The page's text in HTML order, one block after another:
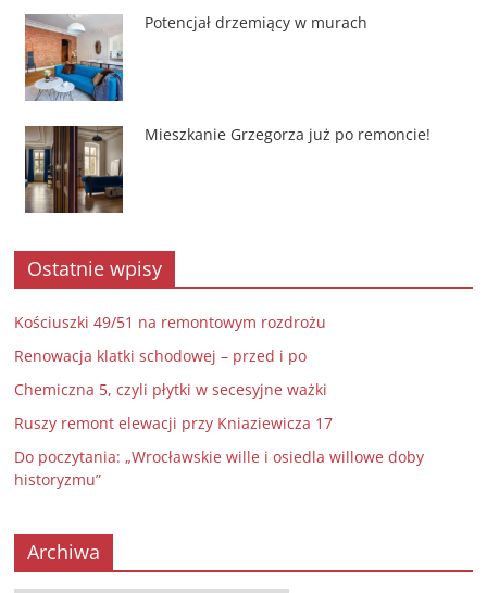
Potencjał drzemiący w murach
Mieszkanie Grzegorza już po remoncie!
Ostatnie wpisy
Kościuszki 49/51 na remontowym rozdrożu
Renowacja klatki schodowej – przed i po
Chemiczna 5, czyli płytki w secesyjne ważki
Ruszy remont elewacji przy Kniaziewicza 17
Do poczytania: „Wrocławskie wille i osiedla willowe doby
historyzmu”
Archiwa